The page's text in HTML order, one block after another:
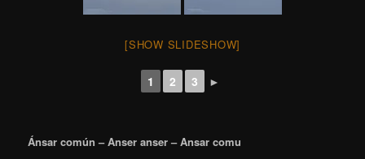
[SHOW SLIDESHOW]
1 2 3 ►
Ánsar común – Anser anser – Ansar comu